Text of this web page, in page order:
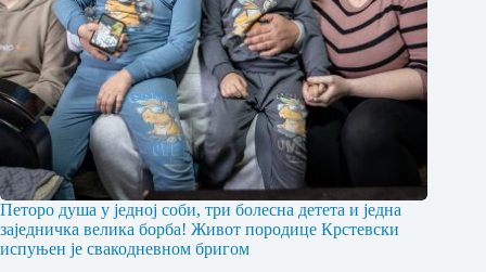
Петоро душа у једној соби, три болесна детета и једна
заједничка велика борба! Живот породице Крстевски
испуњен је свакодневном бригом